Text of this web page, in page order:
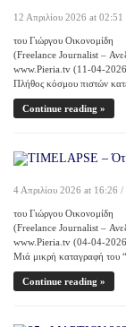
12 Απριλίου 2026 at 02:51
του Γιώργου Οικονομίδη
(Freelance Journalist –
www.Pieria.tv (11-04-
Πλήθος κόσμου πιστών
Continue reading »
4 Απριλίου 2026 at 16:26 /
του Γιώργου Οικονομίδη
(Freelance Journalist –
www.Pieria.tv (04-04-
Μιά μικρή καταγραφή του
Continue reading »